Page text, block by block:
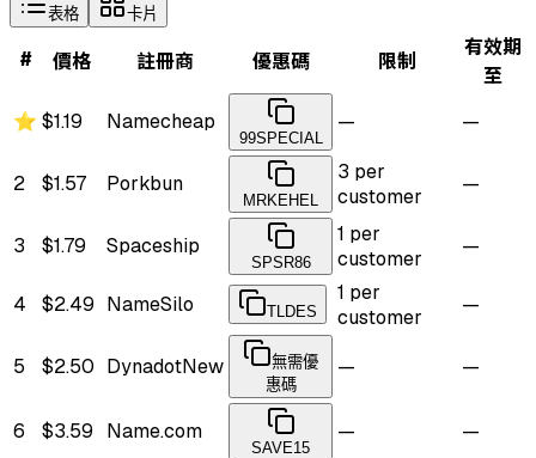
表格 卡片
# 價格 註冊商 優惠碼 限制
有效期
至
⭐ $1.19 Namecheap
99SPECIAL
— —
2 $1.57 Porkbun
MRKEHEL
3 per
customer
—
3 $1.79 Spaceship
SPSR86
1 per
customer
—
4 $2.49 NameSilo TLDES
1 per
customer
—
5 $2.50 DynadotNew
無需優
惠碼
— —
6 $3.59 Name.com
SAVE15
— —